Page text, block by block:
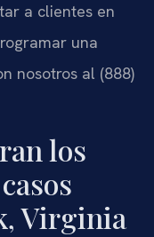
a clientes en
una
nosotros al (888)
los
Virginia